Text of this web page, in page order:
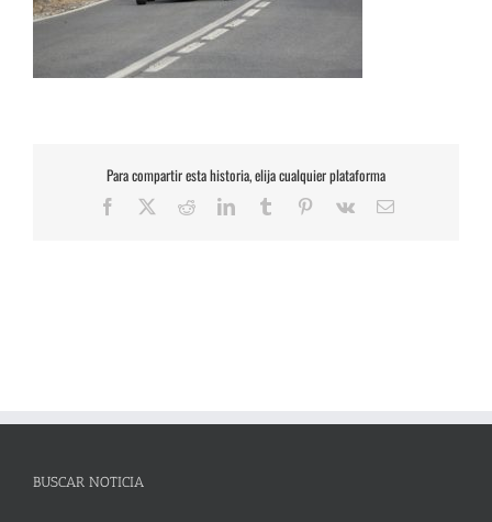
Para compartir esta historia, elija cualquier plataforma
Facebook RedditLinkedInTumblr Pinterest
Vk
Correo
BUSCAR NOTICIA